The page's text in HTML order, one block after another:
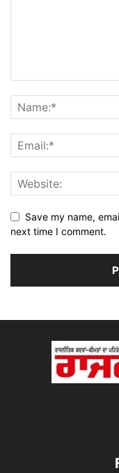
Save my name,
next time I comment.